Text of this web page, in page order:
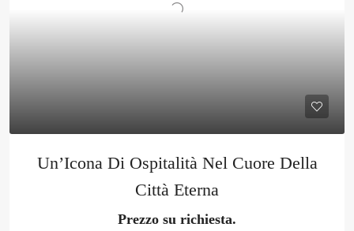
Un’Icona Di Ospitalità Nel Cuore Della
Città Eterna
Prezzo su richiesta.